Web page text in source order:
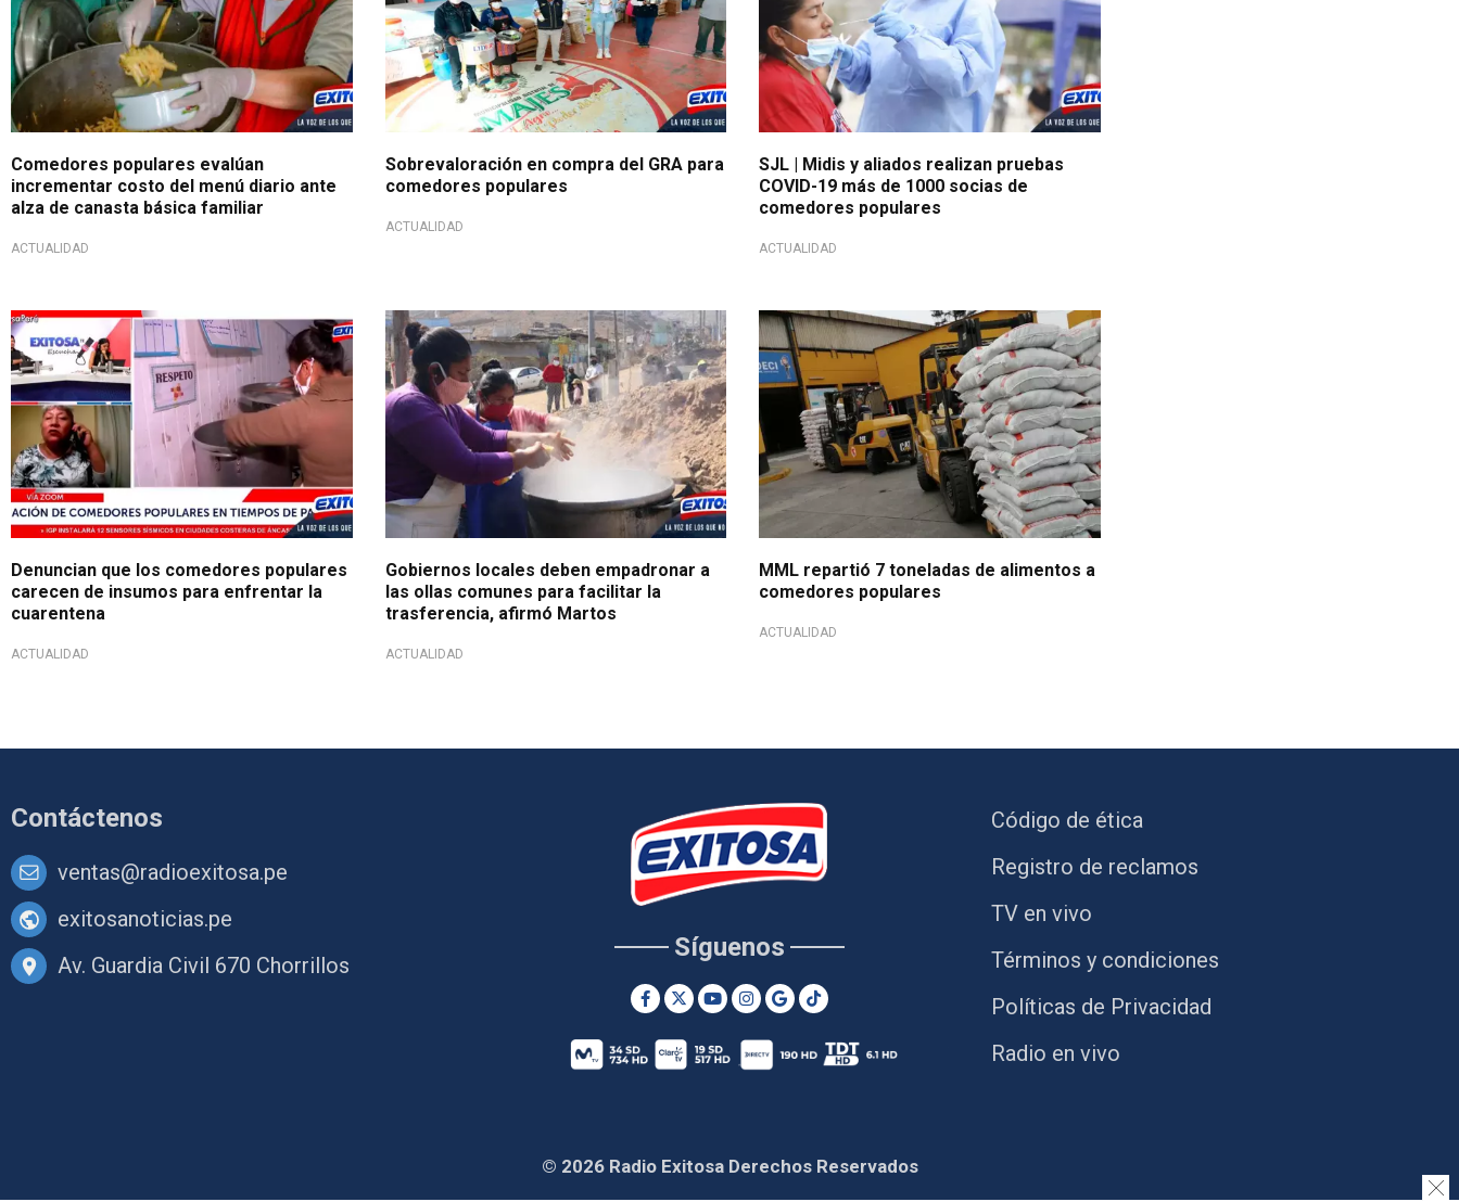
Comedores populares evalúan
incrementar costo del menú diario ante
alza de canasta básica familiar
ACTUALIDAD
Sobrevaloración en compra del GRA para
comedores populares
ACTUALIDAD
SJL | Midis y aliados realizan pruebas
COVID-19 más de 1000 socias de
comedores populares
ACTUALIDAD
Denuncian que los comedores populares
carecen de insumos para enfrentar la
cuarentena
ACTUALIDAD
Gobiernos locales deben empadronar a
las ollas comunes para facilitar la
trasferencia, afirmó Martos
ACTUALIDAD
MML repartió 7 toneladas de alimentos a
comedores populares
ACTUALIDAD
Contáctenos
ventas@radioexitosa.pe
exitosanoticias.pe
Av. Guardia Civil 670 Chorrillos
Síguenos
Código de ética
Registro de reclamos
TV en vivo
Términos y condiciones
Políticas de Privacidad
Radio en vivo
© 2026 Radio Exitosa Derechos Reservados